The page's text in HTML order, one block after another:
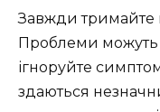
Завжди тримайте
Проблеми можуть
ігноруйте
здаються